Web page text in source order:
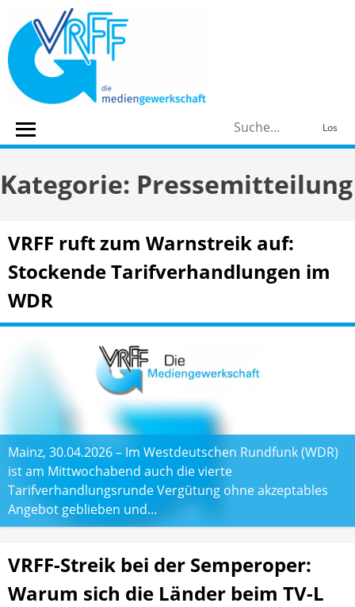
content
Los
Kategorie: Pressemitteilung
VRFF ruft zum Warnstreik auf:
Stockende Tarifverhandlungen im
WDR
Mainz, 30.04.2026 – Im Westdeutschen Rundfunk (WDR)
ist am Mittwochabend auch die vierte
Tarifverhandlungsrunde Vergütung ohne akzeptables
Angebot geblieben und…
VRFF-Streik bei der Semperoper:
Warum sich die Länder beim TV-L